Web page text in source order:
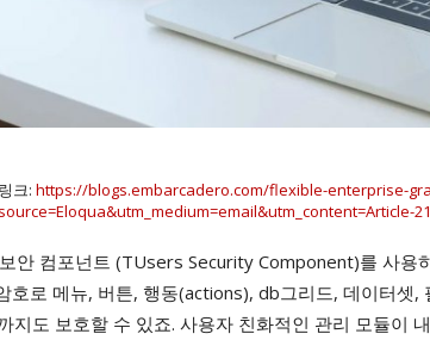
크: https://blogs.embarcadero.com/flexible-enterprise-
안 컴포넌트 (TUsers Security Component)를 사용
호로 메뉴, 버튼, 행동(actions), db그리드, 데이터셋
지도 보호할 수 있죠. 사용자 친화적인 관리 모듈이